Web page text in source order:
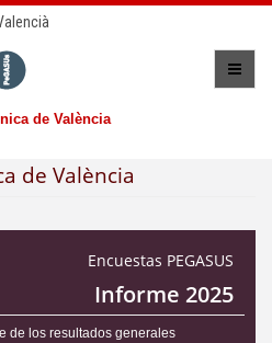
de València
de València
Encuestas PEGASUS
Informe 2025
de los resultados generales